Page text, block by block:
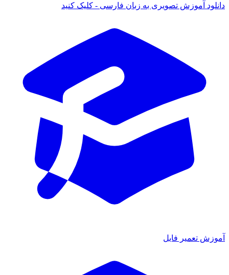
دانلود آموزش تصویری به زبان فارسی - کلیک کنید
آموزش تعمیر فایل